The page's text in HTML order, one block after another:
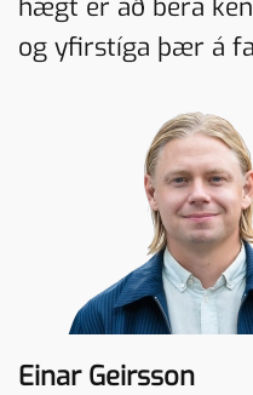
og yfirstíga þær á
Einar Geirsson